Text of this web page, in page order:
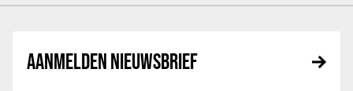
AANMELDEN NIEUWSBRIEF